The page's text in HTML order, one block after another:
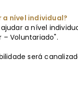
a nível individual?
a nível
– Voluntariado".
será